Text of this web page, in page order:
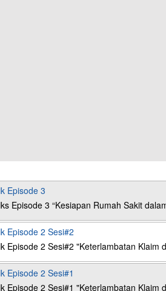
Episode 3
Episode 3 “Kesiapan Rumah Sakit
Episode 2 Sesi#2
Episode 2 Sesi#2 "Keterlambatan
Episode 2 Sesi#1
Episode 2 Sesi#1 "Keterlambatan